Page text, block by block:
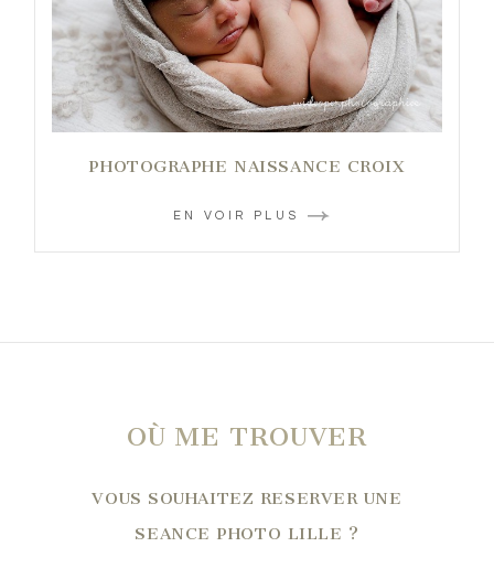
PHOTOGRAPHE NAISSANCE CROIX
EN VOIR PLUS
OÙ ME TROUVER
VOUS SOUHAITEZ RESERVER UNE
SEANCE PHOTO LILLE ?